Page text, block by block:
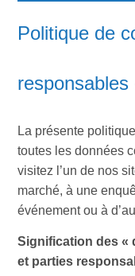
Politique de
La présente
toutes les données
visitez l’un de nos
marché, à une
événement ou à
Signification des «
et parties